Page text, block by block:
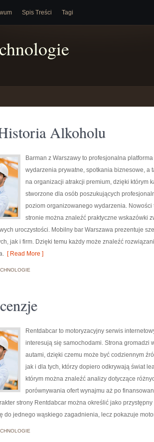
Spis Treści Tagi
Alkoholu
Barman z Warszawy to profesjonalna
wydarzenia prywatne, spotkania biznesowe, a
na organizacji atrakcji premium, dzięki którym
stworzone dla osób poszukujących
poziom organizowanego wydarzenia.
stronie można znaleźć praktyczne wskazówki
uroczystości. Mobilny bar Warszawa prezentuje
jak i firm. Dzięki temu każdy może znaleźć
[ Read More ]
Rentdabcar to motoryzacyjny serwis
interesują się samochodami. Strona gromadzi
autami, dzięki czemu może być codziennym
jak i dla tych, którzy dopiero odkrywają świat
którym można znaleźć analizy dotyczące
porównywania ofert wynajmu aż po
strony Rentdabcar można określić jako
do jednego wąskiego zagadnienia, lecz pokazuje